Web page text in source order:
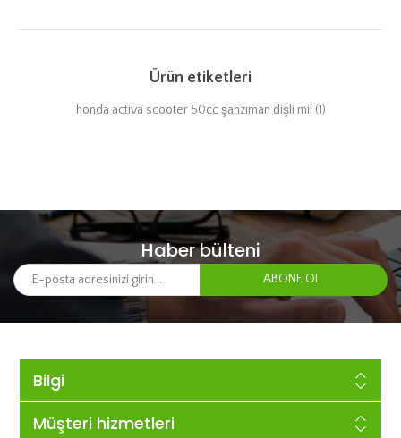
Ürün etiketleri
honda activa scooter 50cc şanzıman dişli mil (1)
Haber bülteni
Bilgi
Müşteri hizmetleri